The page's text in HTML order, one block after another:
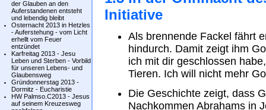
der Glauben an den
Auferstandenen entsteht
und lebendig bleibt
Osternacht 2013 in Hetzles
- Auferstehung - vom Licht
erhellt vom Feuer
entzündet
Karfreitag 2013 - Jesu
Leben und Sterben - Vorbild
für unseren Lebens- und
Glaubensweg
Gründonnerstag 2013 -
Dormitz - Eucharistie
HW Palmso.C2013 - Jesus
auf seinem Kreuzesweg
Initiative
Als brennende Fackel fährt
hindurch. Damit zeigt ihm
ich mit dir geschlossen
Tieren. Ich will nicht mehr
Die Geschichte zeigt, dass
Nachkommen Abrahams in